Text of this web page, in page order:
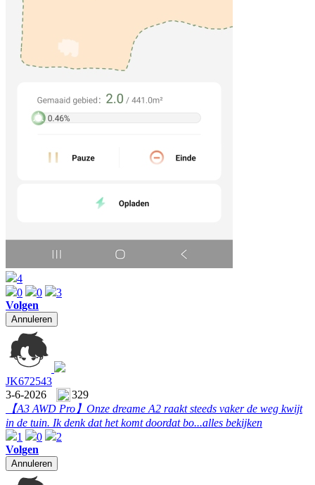
4
0
0
3
Volgen
Annuleren
JK672543
3-6-2026
329
【A3 AWD Pro】 Onze dreame A2 raakt steeds vaker de weg kwijt
in de tuin. Ik denk dat het komt doordat bo...alles bekijken
1
0
2
Volgen
Annuleren